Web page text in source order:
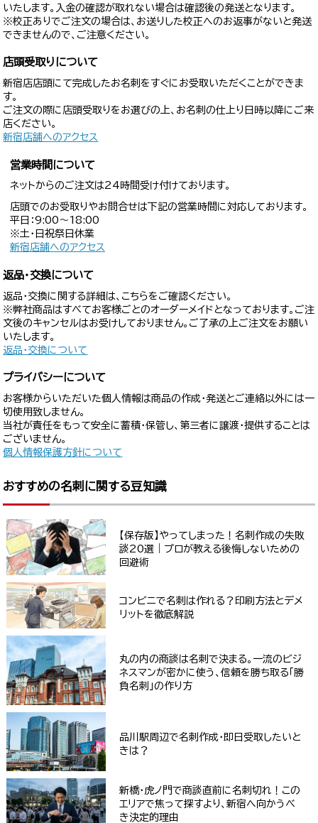
いたします。入金の確認が取れない場合は確認後の発送となります。
※校正ありでご注文の場合は、お送りした校正へのお返事がないと発送
できませんので、ご注意ください。
店頭受取りについて
新宿店店頭にて完成したお名刺をすぐにお受取いただくことができま
す。
ご注文の際に店頭受取りをお選びの上、お名刺の仕上り日時以降にご来
店ください。
新宿店舗へのアクセス
営業時間について
ネットからのご注文は24時間受け付けております。
店頭でのお受取りやお問合せは下記の営業時間に対応しております。
平日：9:00〜18:00
※土・日祝祭日休業
新宿店舗へのアクセス
返品・交換について
返品・交換に関する詳細は、こちらをご確認ください。
※弊社商品はすべてお客様ごとのオーダーメイドとなっております。ご注
文後のキャンセルはお受けしておりません。ご了承の上ご注文をお願い
いたします。
返品・交換について
プライバシーについて
お客様からいただいた個人情報は商品の作成・発送とご連絡以外には一
切使用致しません。
当社が責任をもって安全に蓄積・保管し、第三者に譲渡・提供することは
ございません。
個人情報保護方針について
おすすめの名刺に関する豆知識
【保存版】やってしまった！名刺作成の失敗
談20選｜プロが教える後悔しないための
回避術
コンビニで名刺は作れる？印刷方法とデメ
リットを徹底解説
丸の内の商談は名刺で決まる。一流のビジ
ネスマンが密かに使う、信頼を勝ち取る「勝
負名刺」の作り方
品川駅周辺で名刺作成・即日受取したいと
きは？
新橋・虎ノ門で商談直前に名刺切れ！この
エリアで焦って探すより、新宿へ向かうべ
き決定的理由